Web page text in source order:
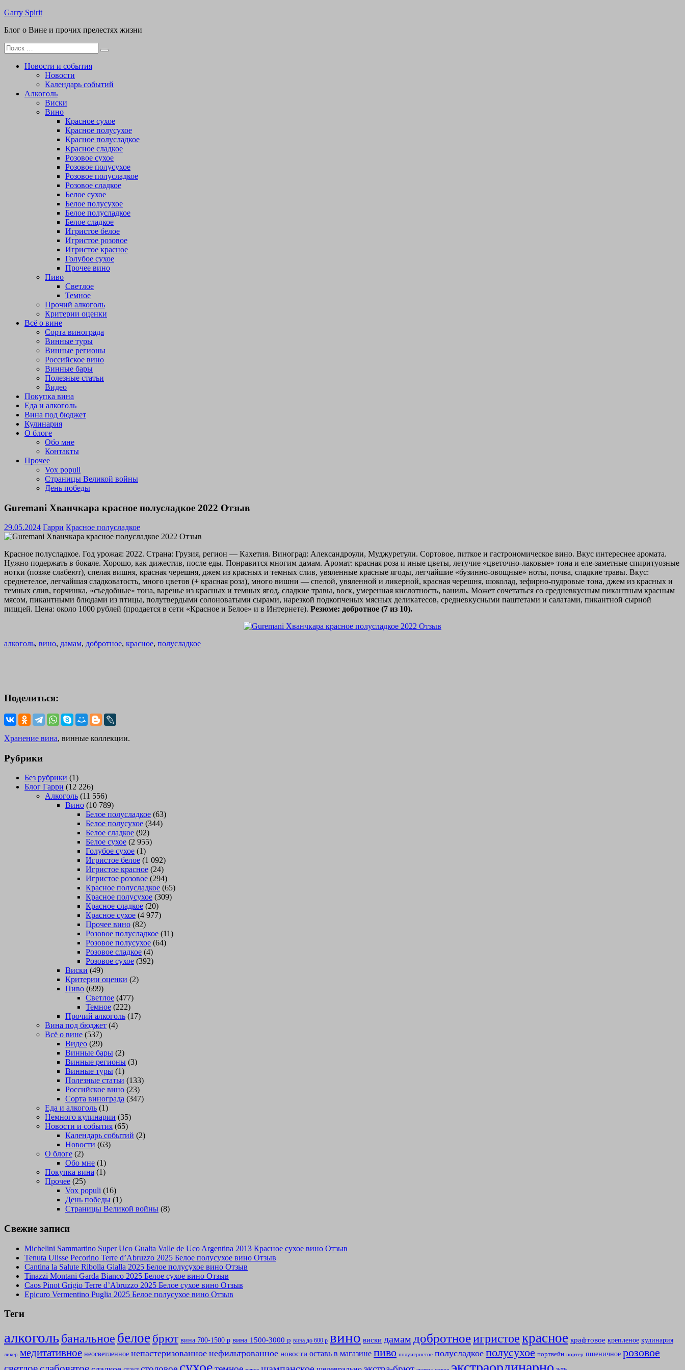
Перейти
содержимому
Garry Spirit
Блог о Вине и прочих прелестях жизни
Поиск
для:
Новости и события
Новости
Календарь событий
Алкоголь
Виски
Вино
Красное сухое
Красное полусухое
Красное полусладкое
Красное сладкое
Розовое сухое
Розовое полусухое
Розовое полусладкое
Розовое сладкое
Белое сухое
Белое полусухое
Белое полусладкое
Белое сладкое
Игристое белое
Игристое розовое
Игристое красное
Голубое сухое
Прочее вино
Пиво
Светлое
Темное
Прочий алкоголь
Критерии оценки
Всё о вине
Сорта винограда
Винные туры
Винные регионы
Российское вино
Винные бары
Полезные статьи
Видео
Покупка вина
Еда и алкоголь
Вина под бюджет
Кулинария
О блоге
Обо мне
Контакты
Прочее
Vox populi
Страницы Великой войны
День победы
Guremani Хванчкара красное полусладкое 2022 Отзыв
29.05.2024 Гарри Красное полусладкое
Красное полусладкое. Год урожая: 2022. Страна: Грузия, регион — Кахетия. Виноград: Александроули, Муджуретули. Сортовое, питкое и гастрономическое вино. Вкус интереснее аромата.
Нужно подержать в бокале. Хорошо, как дижестив, после еды. Понравится многим дамам. Аромат: красная роза и иные цветы, летучие «цветочно-лаковые» тона и еле-заметные спиритуозные
нотки (позже слабеют), спелая вишня, красная черешня, джем из красных и темных слив, увяленные красные ягоды, легчайшие «бузинно-овощные» ноты, почва, сладкие травы. Вкус:
среднетелое, легчайшая сладковатость, много цветов (+ красная роза), много вишни — спелой, увяленной и ликерной, красная черешня, шоколад, зефирно-пудровые тона, джем из красных и
темных слив, горчинка, «съедобные» тона, варенье из красных и темных ягод, сладкие травы, воск, умеренная кислотность, ваниль. Может сочетаться со средневкусным пикантным красным
мясом, пикантными блюдами из птицы, полутвердыми солоноватыми сырами, нарезкой подкопченых мясных деликатесов, средневкусными паштетами и салатами, пикантной сырной
пиццей. Цена: около 1000 рублей (продается в сети «Красное и Белое» и в Интернете). Резюме: добротное (7 из 10).
алкоголь, вино, дамам, добротное, красное, полусладкое
Поделиться:
Хранение вина, винные коллекции.
Рубрики
Без рубрики (1)
Блог Гарри (12 226)
Алкоголь (11 556)
Вино (10 789)
Белое полусладкое (63)
Белое полусухое (344)
Белое сладкое (92)
Белое сухое (2 955)
Голубое сухое (1)
Игристое белое (1 092)
Игристое красное (24)
Игристое розовое (294)
Красное полусладкое (65)
Красное полусухое (309)
Красное сладкое (20)
Красное сухое (4 977)
Прочее вино (82)
Розовое полусладкое (11)
Розовое полусухое (64)
Розовое сладкое (4)
Розовое сухое (392)
Виски (49)
Критерии оценки (2)
Пиво (699)
Светлое (477)
Темное (222)
Прочий алкоголь (17)
Вина под бюджет (4)
Всё о вине (537)
Видео (29)
Винные бары (2)
Винные регионы (3)
Винные туры (1)
Полезные статьи (133)
Российское вино (23)
Сорта винограда (347)
Еда и алкоголь (1)
Немного кулинарии (35)
Новости и события (65)
Календарь событий (2)
Новости (63)
О блоге (2)
Обо мне (1)
Покупка вина (1)
Прочее (25)
Vox populi (16)
День победы (1)
Страницы Великой войны (8)
Свежие записи
Michelini Sammartino Super Uco Gualta Valle de Uco Argentina 2013 Красное сухое вино Отзыв
Tenuta Ulisse Pecorino Terre d’Abruzzo 2025 Белое полусухое вино Отзыв
Cantina la Salute Ribolla Gialla 2025 Белое полусухое вино Отзыв
Tinazzi Montani Garda Bianco 2025 Белое сухое вино Отзыв
Caos Pinot Grigio Terre d’Abruzzo 2025 Белое сухое вино Отзыв
Epicuro Vermentino Puglia 2025 Белое полусухое вино Отзыв
Теги
алкогольбанальное белое брют вина 700-1500 р вина 1500-3000 р вина до 600 р вино виски дамам добротноеигристоекрасное крафтовое крепленое кулинария
ликер медитативное неосветленное непастеризованное нефильтрованное новости оставь в магазине пиво полуигристое полусладкое полусухое портвейн портер пшеничное розовое